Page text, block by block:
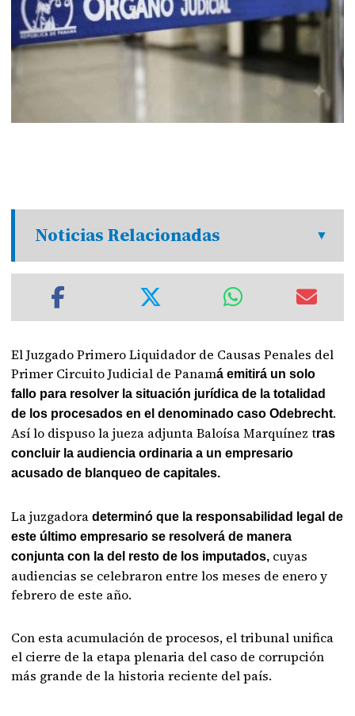
Noticias Relacionadas
El Juzgado Primero Liquidador de Causas Penales del
Primer Circuito Judicial de Panamá emitirá un solo
fallo para resolver la situación jurídica de la totalidad
de los procesados en el denominado caso Odebrecht.
Así lo dispuso la jueza adjunta Baloísa Marquínez tras
concluir la audiencia ordinaria a un empresario
acusado de blanqueo de capitales.
La juzgadoradeterminó que la responsabilidad legal de
este último empresario se resolverá de manera
conjunta con la del resto de los imputados, cuyas
audiencias se celebraron entre los meses de enero y
febrero de este año.
Con esta acumulación de procesos, el tribunal unifica
el cierre de la etapa plenaria del caso de corrupción
más grande de la historia reciente del país.